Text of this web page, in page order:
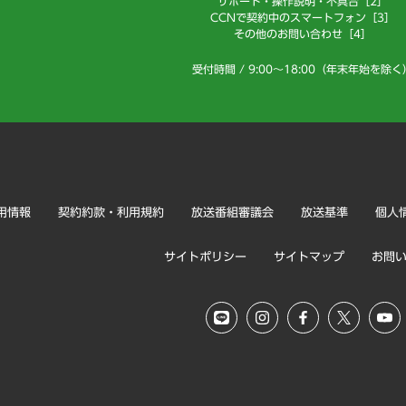
CCNで契約中のスマートフォン［3］
その他のお問い合わせ［4］
受付時間 / 9:00～18:00（年末年始を除く
情報 契約約款・利用規約 放送番組審議会 放送基準 個人
サイトポリシー サイトマップ お問